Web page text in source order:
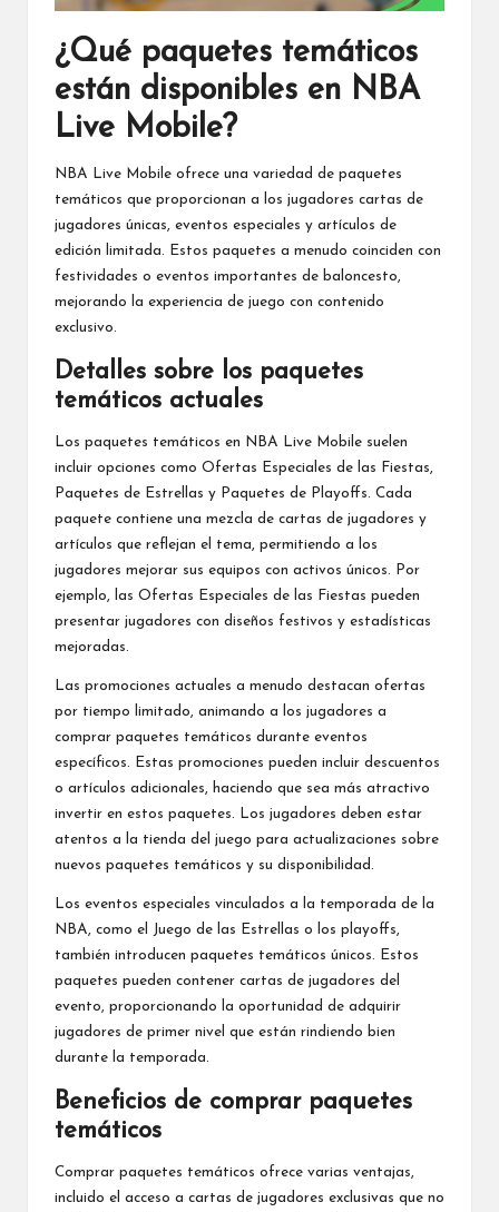
¿Qué paquetes temáticos
están disponibles en NBA
Live Mobile?
NBA Live Mobile ofrece una variedad de paquetes
temáticos que proporcionan a los jugadores cartas de
jugadores únicas, eventos especiales y artículos de
edición limitada. Estos paquetes a menudo coinciden con
festividades o eventos importantes de baloncesto,
mejorando la experiencia de juego con contenido
exclusivo.
Detalles sobre los paquetes
temáticos actuales
Los paquetes temáticos en NBA Live Mobile suelen
incluir opciones como Ofertas Especiales de las Fiestas,
Paquetes de Estrellas y Paquetes de Playoffs. Cada
paquete contiene una mezcla de cartas de jugadores y
artículos que reflejan el tema, permitiendo a los
jugadores mejorar sus equipos con activos únicos. Por
ejemplo, las Ofertas Especiales de las Fiestas pueden
presentar jugadores con diseños festivos y estadísticas
mejoradas.
Las promociones actuales a menudo destacan ofertas
por tiempo limitado, animando a los jugadores a
comprar paquetes temáticos durante eventos
específicos. Estas promociones pueden incluir descuentos
o artículos adicionales, haciendo que sea más atractivo
invertir en estos paquetes. Los jugadores deben estar
atentos a la tienda del juego para actualizaciones sobre
nuevos paquetes temáticos y su disponibilidad.
Los eventos especiales vinculados a la temporada de la
NBA, como el Juego de las Estrellas o los playoffs,
también introducen paquetes temáticos únicos. Estos
paquetes pueden contener cartas de jugadores del
evento, proporcionando la oportunidad de adquirir
jugadores de primer nivel que están rindiendo bien
durante la temporada.
Beneficios de comprar paquetes
temáticos
Comprar paquetes temáticos ofrece varias ventajas,
incluido el acceso a cartas de jugadores exclusivas que no